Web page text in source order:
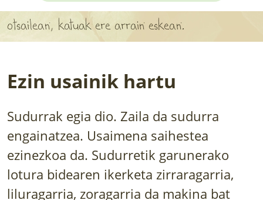
APARTEN MAPA
LURRERAKO BIDE LAGUN
BIZI BARATZEA LIBURUA
SENDABELARRAK
ETXEKO LANDAREAK
otsailean, katuak ere arrain eskean.
Ezin usainik hartu
Sudurrak egia dio. Zaila da sudurra
engainatzea. Usaimena saihestea
ezinezkoa da. Sudurretik garunerako
lotura bidearen ikerketa zirraragarria,
liluragarria, zoragarria da makina bat